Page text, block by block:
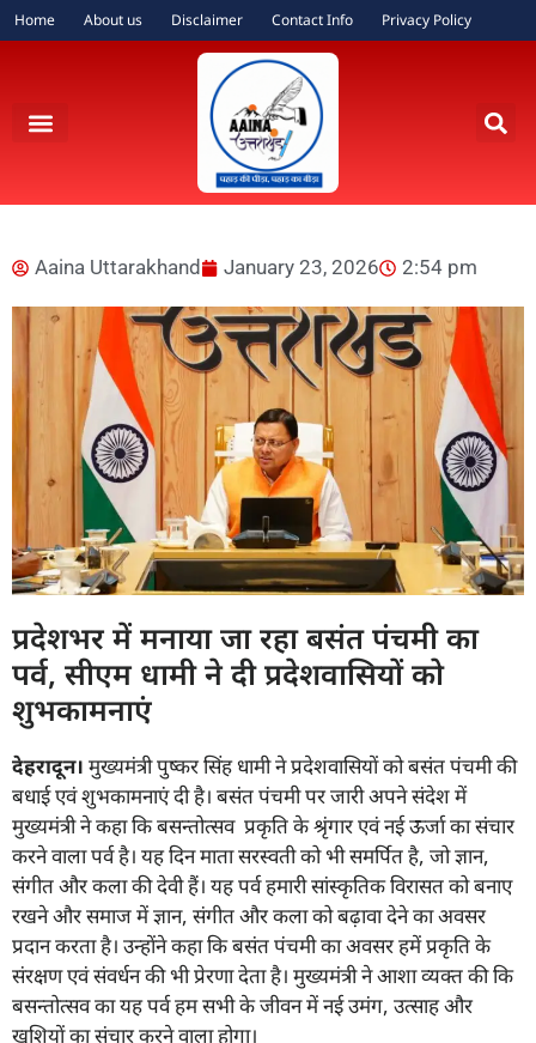
Home About us Disclaimer Contact Info Privacy Policy
Aaina Uttarakhand January 23, 2026 2:54 pm
प्रदेशभर में मनाया जा रहा बसंत पंचमी का
पर्व, सीएम धामी ने दी प्रदेशवासियों को
शुभकामनाएं
देहरादून। मुख्यमंत्री पुष्कर सिंह धामी ने प्रदेशवासियों को बसंत पंचमी की
बधाई एवं शुभकामनाएं दी है। बसंत पंचमी पर जारी अपने संदेश में
मुख्यमंत्री ने कहा कि बसन्तोत्सव प्रकृति के श्रृंगार एवं नई ऊर्जा का संचार
करने वाला पर्व है। यह दिन माता सरस्वती को भी समर्पित है, जो ज्ञान,
संगीत और कला की देवी हैं। यह पर्व हमारी सांस्कृतिक विरासत को बनाए
रखने और समाज में ज्ञान, संगीत और कला को बढ़ावा देने का अवसर
प्रदान करता है। उन्होंने कहा कि बसंत पंचमी का अवसर हमें प्रकृति के
संरक्षण एवं संवर्धन की भी प्रेरणा देता है। मुख्यमंत्री ने आशा व्यक्त की कि
बसन्तोत्सव का यह पर्व हम सभी के जीवन में नई उमंग, उत्साह और
खुशियों का संचार करने वाला होगा।